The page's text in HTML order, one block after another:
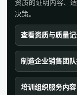
资质的证明内容、
决策。
查看资质与质量
制造企业销售团
培训组织服务内